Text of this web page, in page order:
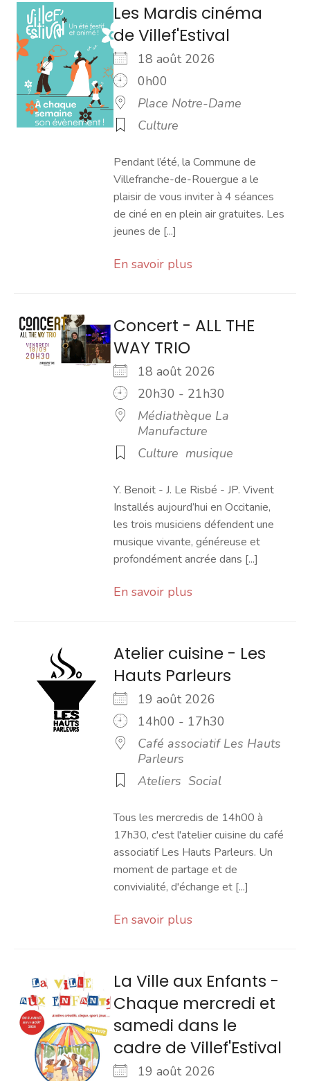
Les Mardis cinéma
de Villef'Estival
18 août 2026
0h00
Place Notre-Dame
Culture
Pendant l’été, la Commune de
Villefranche-de-Rouergue a le
plaisir de vous inviter à 4 séances
de ciné en en plein air gratuites. Les
jeunes de [...]
En savoir plus
Concert - ALL THE
WAY TRIO
18 août 2026
20h30 - 21h30
Médiathèque La
Manufacture
Culture musique
Y. Benoit - J. Le Risbé - JP. Vivent
Installés aujourd’hui en Occitanie,
les trois musiciens défendent une
musique vivante, généreuse et
profondément ancrée dans [...]
En savoir plus
Atelier cuisine - Les
Hauts Parleurs
19 août 2026
14h00 - 17h30
Café associatif Les Hauts
Parleurs
Ateliers Social
Tous les mercredis de 14h00 à
17h30, c'est l'atelier cuisine du café
associatif Les Hauts Parleurs. Un
moment de partage et de
convivialité, d'échange et [...]
En savoir plus
La Ville aux Enfants -
Chaque mercredi et
samedi dans le
cadre de Villef'Estival
19 août 2026